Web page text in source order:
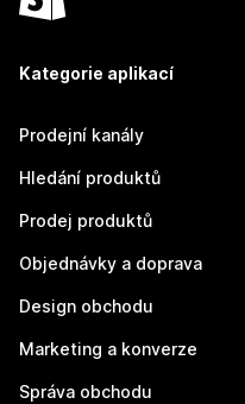
Kategorie aplikací
Prodejní kanály
Hledání produktů
Prodej produktů
Objednávky a doprava
Design obchodu
Marketing a konverze
Správa obchodu